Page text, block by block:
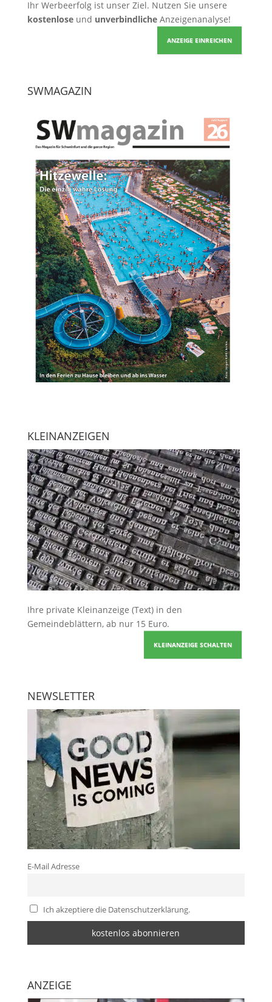
Ihr Werbeerfolg ist unser Ziel. Nutzen Sie unsere
kostenloseund unverbindlicheAnzeigenanalyse!
ANZEIGE EINREICHEN
SWMAGAZIN
KLEINANZEIGEN
Ihre private Kleinanzeige (Text) in den
Gemeindeblättern, ab nur 15 Euro.
KLEINANZEIGE SCHALTEN
NEWSLETTER
E-Mail Adresse
Ich akzeptiere die Datenschutzerklärung.
ANZEIGE